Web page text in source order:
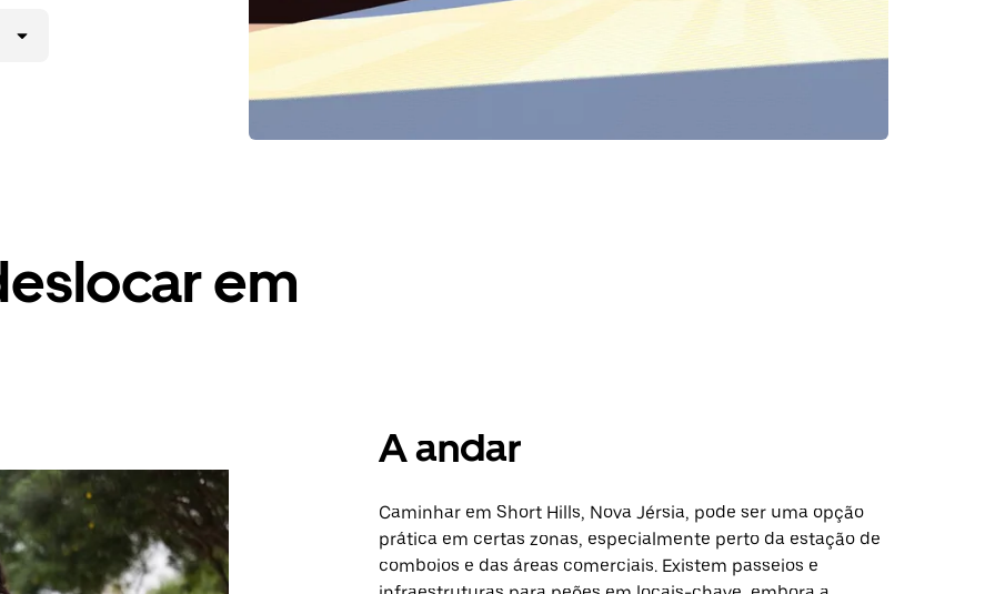
em
A andar
Caminhar em Short Hills, Nova Jérsia, pode ser uma opção
prática em certas zonas, especialmente perto da estação de
comboios e das áreas comerciais. Existem passeios e